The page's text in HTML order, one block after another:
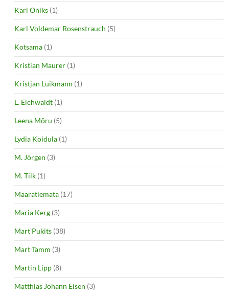
Karl Oniks (1)
Karl Voldemar Rosenstrauch (5)
Kotsama (1)
Kristian Maurer (1)
Kristjan Luikmann (1)
L. Eichwaldt (1)
Leena Mõru (5)
Lydia Koidula (1)
M. Jörgen (3)
M. Tilk (1)
Määratlemata (17)
Maria Kerg (3)
Mart Pukits (38)
Mart Tamm (3)
Martin Lipp (8)
Matthias Johann Eisen (3)